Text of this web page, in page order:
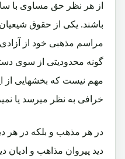
از هر نظر حق مساوی با
باشند. یکی از حقوق
مراسم مذهبی خود از
گونه محدودیتی از سوی
مهم نیست که بخشهایی از
خرافی به نظر میرسد یا
در هر مذهب و بلکه در هر
دید پیروان مذاهب و ادیان